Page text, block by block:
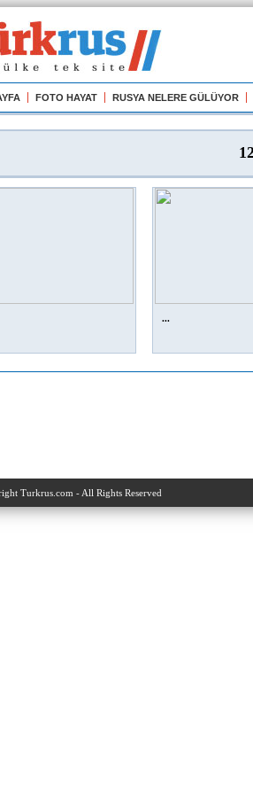
FOTO HAYAT RUSYA NELERE GÜLÜYOR
...
Turkrus.com - All Rights Reserved